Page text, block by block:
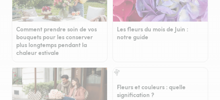
Comment prendre soin de vos
bouquets pour les conserver
plus longtemps pendant la
chaleur estivale
Les fleurs du mois de Juin :
notre guide
Fleurs et couleurs : quelle
signification ?